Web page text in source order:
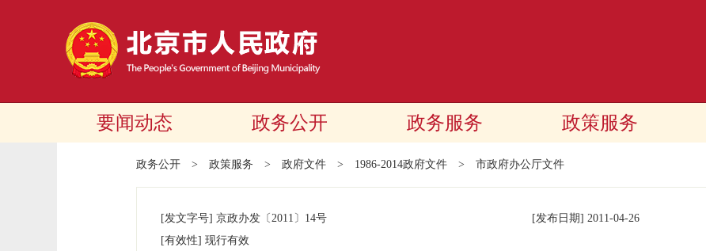
要闻动态 政务公开 政务服务 政策服务
政务公开 > 政策服务 > 政府文件 > 1986-2014政府文件 > 市政府办公厅文件
[发文字号] 京政办发 〔2011〕 14号 [发布日期] 2011-04-26
[有效性] 现行有效